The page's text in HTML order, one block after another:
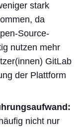
stark
da
Source-
nutzen mehr
GitLab
der Plattform
nicht nur